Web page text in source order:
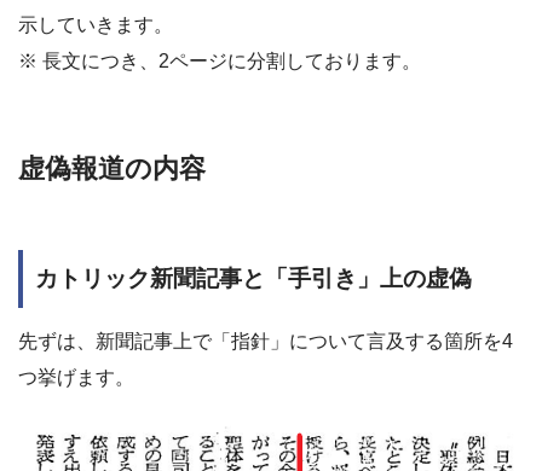
示していきます。
※ 長文につき、2ページに分割しております。
虚偽報道の内容
カトリック新聞記事と「手引き」上の虚偽
先ずは、新聞記事上で「指針」について言及する箇所を4
つ挙げます。